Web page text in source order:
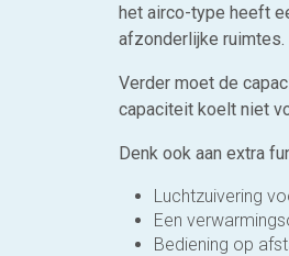
het airco-type heeft
afzonderlijke ruimtes.
Verder moet de
capaciteit koelt niet
Denk ook aan extra
Luchtzuivering
Een
Bediening op